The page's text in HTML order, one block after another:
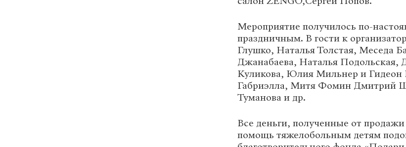
Мероприятие получилось по-
праздничным. В гости к
Глушко, Наталья Толстая, Меседа
Джанабаева, Наталья Подольская,
Куликова, Юлия Мильнер и Гидеон
Габриэлла, Митя Фомин Дмитрий
Туманова и др.
Все деньги, полученные от
помощь тяжелобольным детям